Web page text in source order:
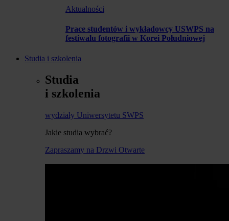
Aktualności
Prace studentów i wykładowcy USWPS na
festiwalu fotografii w Korei Południowej
Studia i szkolenia
Studia
i szkolenia
wydziały Uniwersytetu SWPS
Jakie studia wybrać?
Zapraszamy na Drzwi Otwarte